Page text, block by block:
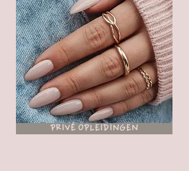
PRIVÉ OPLEIDINGEN